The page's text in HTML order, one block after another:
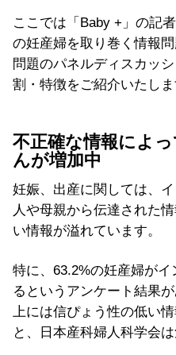
ここでは「Baby +」の記
の妊産婦を取り巻く情報
問題のパネルディスカッ
割・特徴をご紹介いたしま
不正確な情報によ
んが増加中
妊娠、出産に関しては、
人や母親から伝達された
い情報が溢れています。
特に、63.2%の妊産婦が
るというアンケート結果
上には信ぴょう性の低い
と、日本産科婦人科学会は